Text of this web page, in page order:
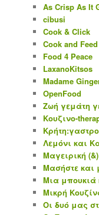
As Crisp As It
cibusi
Cook & Click
Cook and Feed
Food 4 Peace
LaxanoKitsos
Madame
OpenFood
Ζωή γεμάτη
Κουζινο-
Λεμόνι και
Μαγειρική
Μασήστε και
Μια μπουκιά
Μικρή
Οι δυό μας